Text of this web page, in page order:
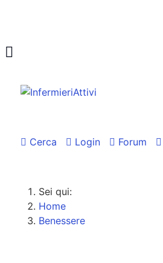
Cerca Login Forum
Sei qui:
Home
Benessere